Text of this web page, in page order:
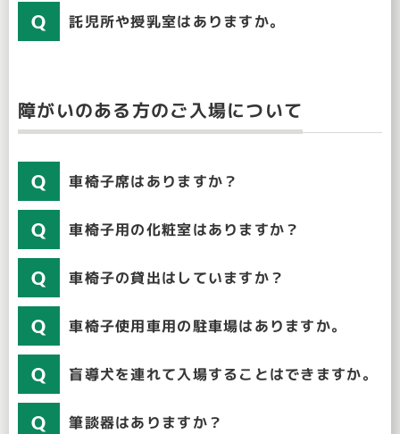
託児所や授乳室はありますか。
障がいのある方のご入場について
車椅子席はありますか？
車椅子用の化粧室はありますか？
車椅子の貸出はしていますか？
車椅子使用車用の駐車場はありますか。
盲導犬を連れて入場することはできますか。
筆談器はありますか？